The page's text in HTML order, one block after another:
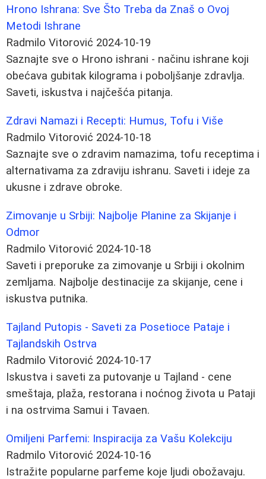
Hrono Ishrana: Sve Što Treba da Znaš o Ovoj
Metodi Ishrane
Radmilo Vitorović 2024-10-19
Saznajte sve o Hrono ishrani - načinu ishrane koji
obećava gubitak kilograma i poboljšanje zdravlja.
Saveti, iskustva i najčešća pitanja.
Zdravi Namazi i Recepti: Humus, Tofu i Više
Radmilo Vitorović 2024-10-18
Saznajte sve o zdravim namazima, tofu receptima i
alternativama za zdraviju ishranu. Saveti i ideje za
ukusne i zdrave obroke.
Zimovanje u Srbiji: Najbolje Planine za Skijanje i
Odmor
Radmilo Vitorović 2024-10-18
Saveti i preporuke za zimovanje u Srbiji i okolnim
zemljama. Najbolje destinacije za skijanje, cene i
iskustva putnika.
Tajland Putopis - Saveti za Posetioce Pataje i
Tajlandskih Ostrva
Radmilo Vitorović 2024-10-17
Iskustva i saveti za putovanje u Tajland - cene
smeštaja, plaža, restorana i noćnog života u Pataji
i na ostrvima Samui i Tavaen.
Omiljeni Parfemi: Inspiracija za Vašu Kolekciju
Radmilo Vitorović 2024-10-16
Istražite popularne parfeme koje ljudi obožavaju.